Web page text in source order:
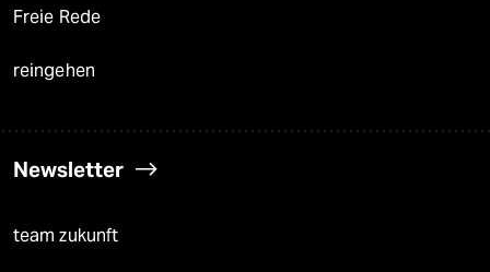
Freie Rede
reingehen
Newsletter
team zukunft